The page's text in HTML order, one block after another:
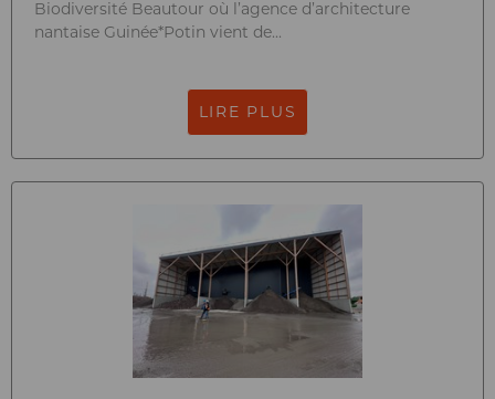
Biodiversité Beautour où l’agence d’architecture
nantaise Guinée*Potin vient de...
LIRE PLUS